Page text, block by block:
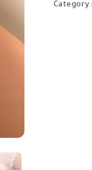
Category: